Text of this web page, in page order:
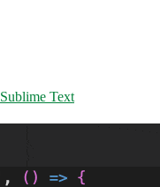
Sublime Text